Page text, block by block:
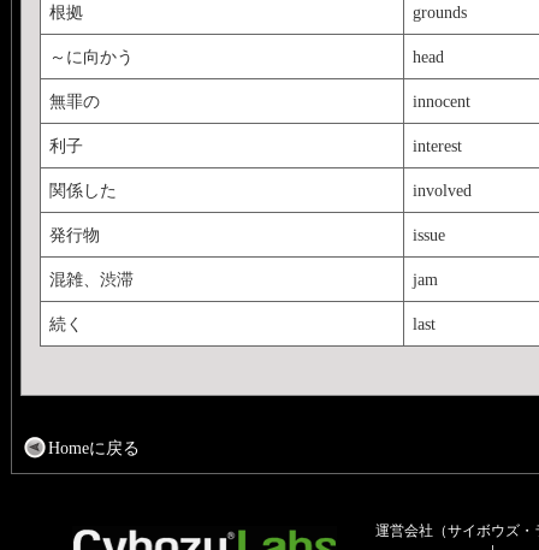
根拠 grounds
～に向かう head
無罪の innocent
利子 interest
関係した involved
発行物 issue
混雑、渋滞 jam
続く last
Homeに戻る
運営会社（サイボウズ・